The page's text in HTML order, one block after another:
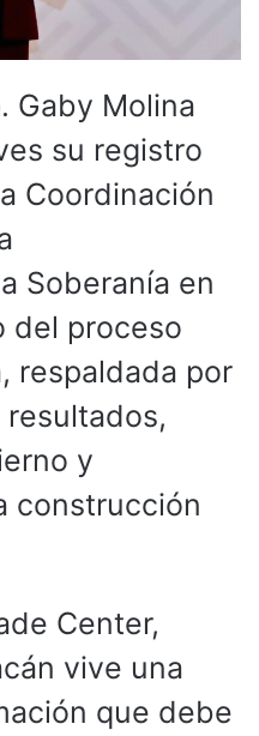
. Gaby Molina
su registro
Coordinación
Soberanía en
del proceso
respaldada por
y
construcción
Center,
vive una
que debe